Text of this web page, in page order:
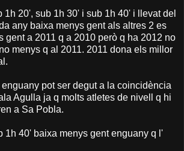
1h 20', sub 1h 30' i sub 1h 40' i llevat del
any baixa menys gent als altres 2 es
gent a 2011 q a 2010 però q ha 2012 no
menys q al 2011. 2011 dona els millor
pot ser degut a la coincidència
Agulla ja q molts atletes de nivell q hi
a Sa Pobla.
1h 40' baixa menys gent enguany q l'